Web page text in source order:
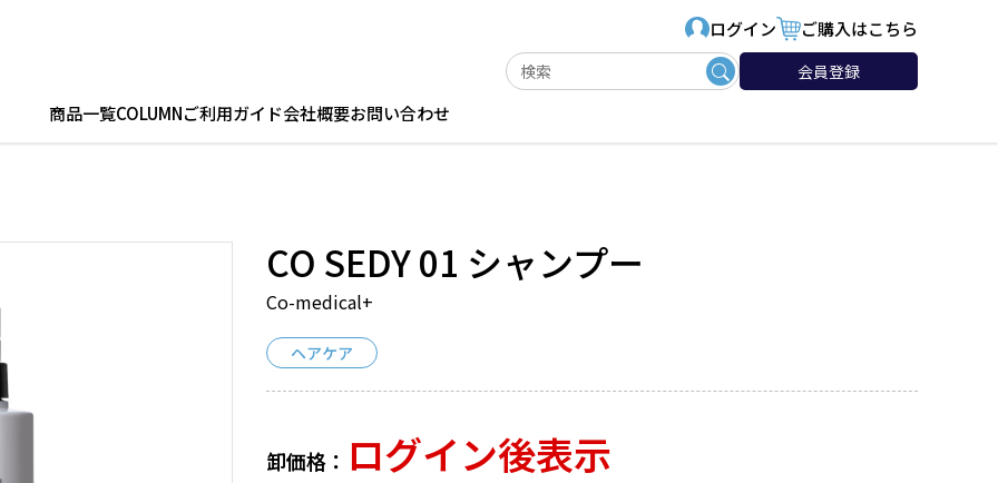
ログイン ご購入はこちら
会員登録
商品一覧COLUMNご利用ガイド会社概要お問い合わせ
CO SEDY 01 シャンプー
Co-medical+
ヘアケア
卸価格： ログイン後表示